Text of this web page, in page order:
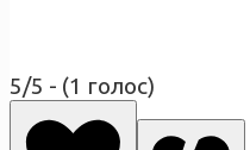
5/5 - (1 голос)